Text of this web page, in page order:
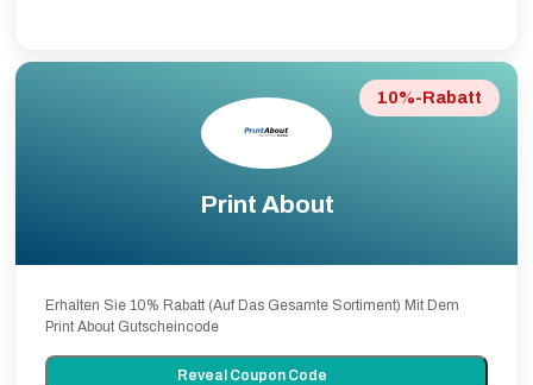
10%-Rabatt
Print About
Erhalten Sie 10% Rabatt (Auf Das Gesamte Sortiment) Mit Dem
Print About Gutscheincode
Reveal Coupon Code